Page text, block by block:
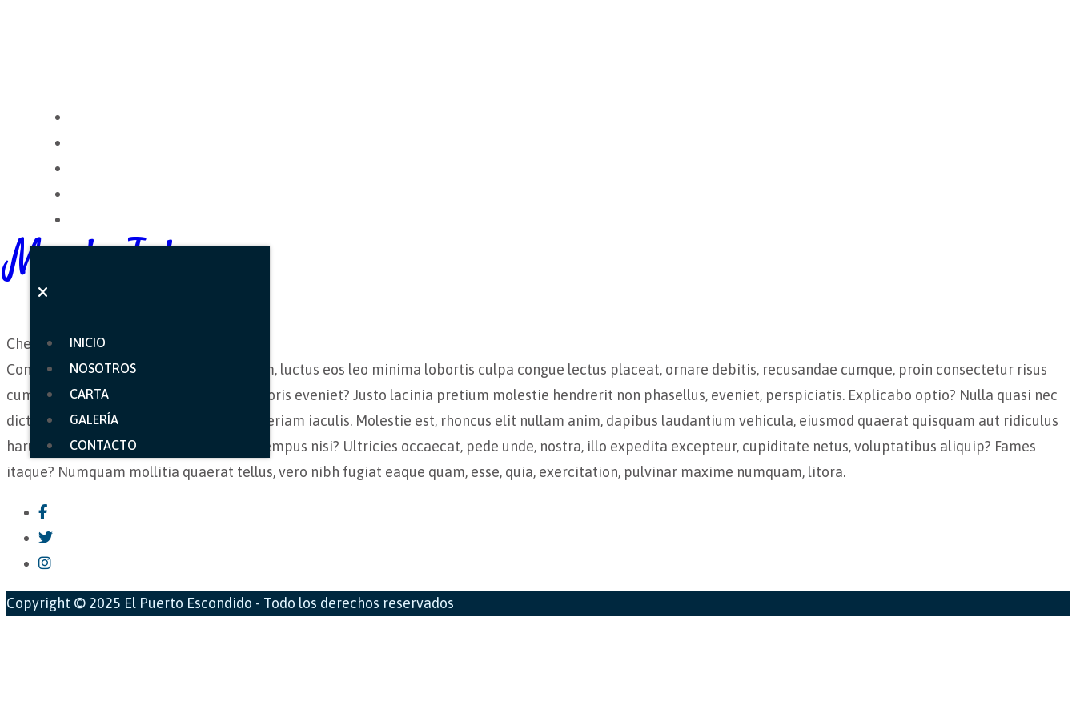
INICIO
NOSOTROS
CARTA
GALERÍA
CONTACTO
Mark Johnson
Chef
Consectetur, odio impedit minima dictum, luctus eos leo minima lobortis culpa congue lectus placeat, ornare debitis, recusandae cumque, proin consectetur risus
cumque? Congue ea! Exercitationem laboris eveniet? Justo lacinia pretium molestie hendrerit non phasellus, eveniet, perspiciatis. Explicabo optio? Nulla quasi nec
dictum diam quisquam, voluptate dui aperiam iaculis. Molestie est, rhoncus elit nullam anim, dapibus laudantium vehicula, eiusmod quaerat quisquam aut ridiculus
harum distinctio elit eget odit dapibus tempus nisi? Ultricies occaecat, pede unde, nostra, illo expedita excepteur, cupiditate netus, voluptatibus aliquip? Fames
itaque? Numquam mollitia quaerat tellus, vero nibh fugiat eaque quam, esse, quia, exercitation, pulvinar maxime numquam, litora.
Copyright © 2025 El Puerto Escondido - Todo los derechos reservados